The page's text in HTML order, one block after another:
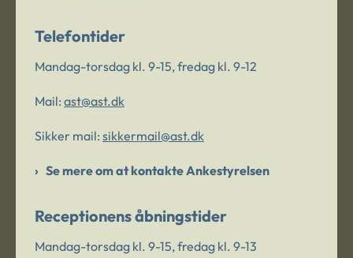
Telefontider
Mandag-torsdag kl. 9-15, fredag kl. 9-12
Mail: ast@ast.dk
Sikker mail: sikkermail@ast.dk
Se mere om at kontakte Ankestyrelsen
Receptionens åbningstider
Mandag-torsdag kl. 9-15, fredag kl. 9-13